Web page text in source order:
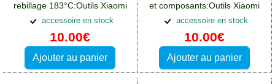
rebillage 183°C:Outils Xiaomi
Redmi 13(4G)
accessoire en stock
10.00€
Ajouter au panier
et composants:Outils Xiaomi
Redmi 13(4G)
accessoire en stock
10.00€
Ajouter au panier